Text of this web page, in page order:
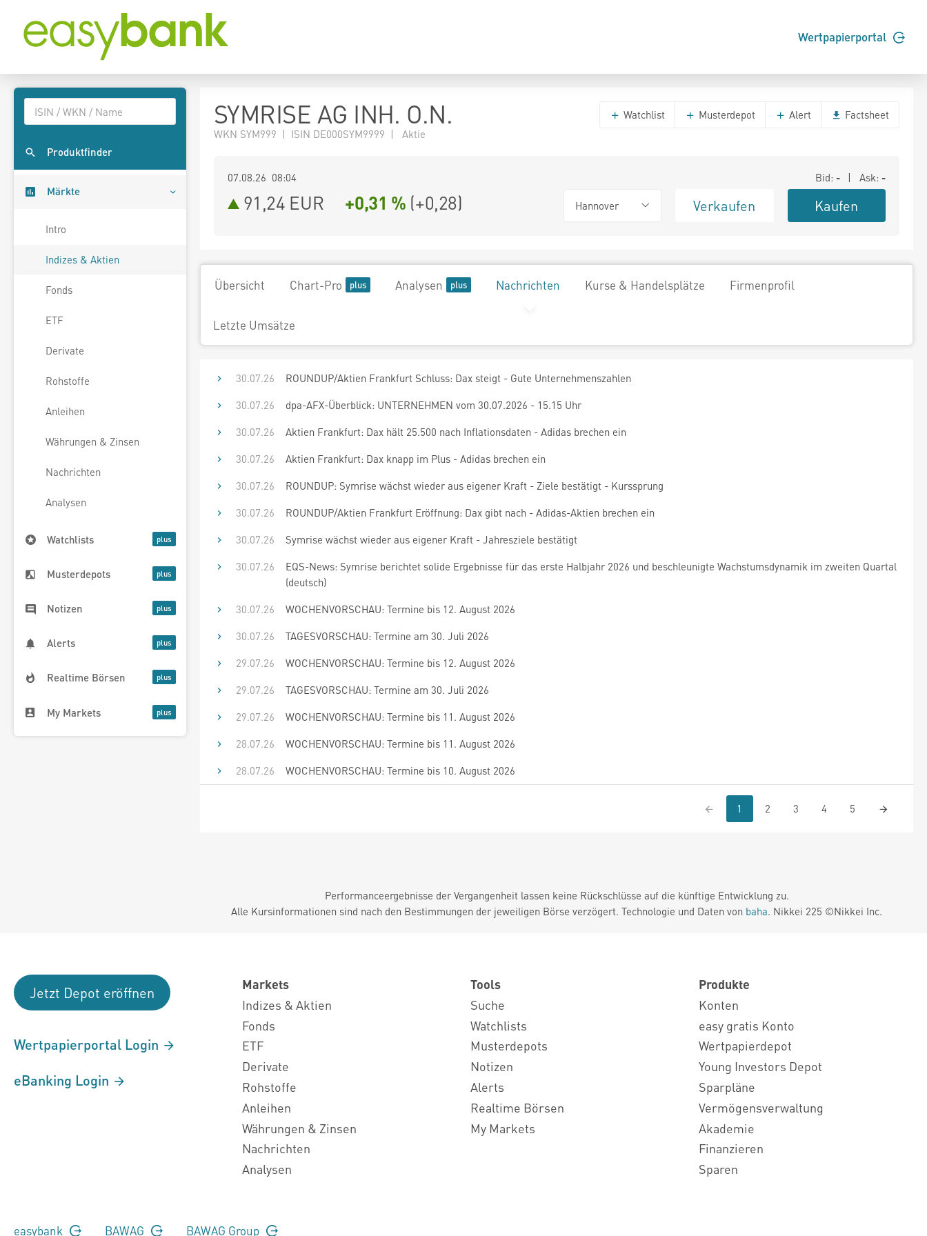
Wertpapierportal
Produktfinder
Märkte
Intro
Indizes & Aktien
Fonds
ETF
Derivate
Rohstoffe
Anleihen
Währungen & Zinsen
Nachrichten
Analysen
Watchlists
Musterdepots
Notizen
Alerts
Realtime Börsen
My Markets
SYMRISE AG INH. O.N.
WKN SYM999 | ISIN DE000SYM9999 | Aktie
Watchlist Musterdepot Alert Factsheet
07.08.26 08:04 Bid: - | Ask: -
91,24 EUR +0,31 % (+0,28) Hannover Verkaufen Kaufen
Übersicht Chart-Pro Analysen Nachrichten Kurse & Handelsplätze Firmenprofil
Letzte Umsätze
30.07.26
ROUNDUP/Aktien Frankfurt Schluss: Dax steigt - Gute Unternehmenszahlen
30.07.26
dpa-AFX-Überblick: UNTERNEHMEN vom 30.07.2026 - 15.15 Uhr
30.07.26
Aktien Frankfurt: Dax hält 25.500 nach Inflationsdaten - Adidas brechen ein
30.07.26
Aktien Frankfurt: Dax knapp im Plus - Adidas brechen ein
30.07.26
ROUNDUP: Symrise wächst wieder aus eigener Kraft - Ziele bestätigt - Kurssprung
30.07.26
ROUNDUP/Aktien Frankfurt Eröffnung: Dax gibt nach - Adidas-Aktien brechen ein
30.07.26
Symrise wächst wieder aus eigener Kraft - Jahresziele bestätigt
30.07.26
EQS-News: Symrise berichtet solide Ergebnisse für das erste Halbjahr 2026 und beschleunigte Wachstumsdynamik im zweiten Quartal
(deutsch)
30.07.26
WOCHENVORSCHAU: Termine bis 12. August 2026
30.07.26
TAGESVORSCHAU: Termine am 30. Juli 2026
29.07.26
WOCHENVORSCHAU: Termine bis 12. August 2026
29.07.26
TAGESVORSCHAU: Termine am 30. Juli 2026
29.07.26
WOCHENVORSCHAU: Termine bis 11. August 2026
28.07.26
WOCHENVORSCHAU: Termine bis 11. August 2026
28.07.26
WOCHENVORSCHAU: Termine bis 10. August 2026
1 2 3 4 5
Performanceergebnisse der Vergangenheit lassen keine Rückschlüsse auf die künftige Entwicklung zu.
Alle Kursinformationen sind nach den Bestimmungen der jeweiligen Börse verzögert. Technologie und Daten von baha. Nikkei 225 ©Nikkei Inc.
Jetzt Depot eröffnen
Wertpapierportal Login
eBanking Login
Markets
Indizes & Aktien
Fonds
ETF
Derivate
Rohstoffe
Anleihen
Währungen & Zinsen
Nachrichten
Analysen
Tools
Suche
Watchlists
Musterdepots
Notizen
Alerts
Realtime Börsen
My Markets
Produkte
Konten
easy gratis Konto
Wertpapierdepot
Young Investors Depot
Sparpläne
Vermögensverwaltung
Akademie
Finanzieren
Sparen
easybank BAWAG BAWAG Group